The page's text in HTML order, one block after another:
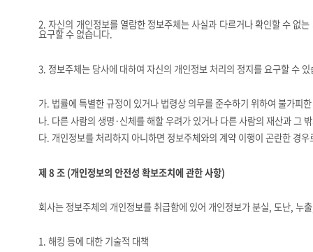
2.자신의 개인정보를 열람한 정보주체는 사실과 다르거나 확인할 수 없
요구할 수 없습니다.
3. 정보주체는 당사에 대하여 자신의 개인정보 처리의 정지를 요구할 수
가. 법률에 특별한 규정이 있거나 법령상 의무를 준수하기 위하여 불가피
나 다른 사람의 생명 ·신체를 해할 우려가 있거나 다른 사람의 재산과 그
다. 개인정보를 처리하지 아니하면 정보주체와의 계약 이행이 곤란한 경
제 8 조 (개인정보의 안전성 확보조치에 관한 사항)
회사는 정보주체의 개인정보를 취급함에 있어 개인정보가 분실, 도난, 누출
1. 해킹 등에 대한 기술적 대책